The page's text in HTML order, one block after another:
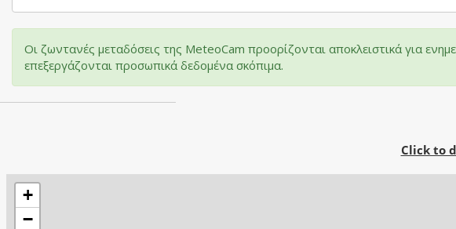
Οι ζωντανές μεταδόσεις της MeteoCam προορίζονται αποκλειστικά για
επεξεργάζονται προσωπικά δεδομένα σκόπιμα.